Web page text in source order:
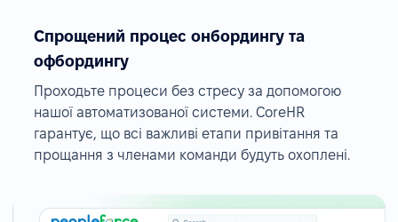
Спрощений процес онбордингу та
офбордингу
Проходьте процеси без стресу за допомогою
нашої автоматизованої системи. CoreHR
гарантує, що всі важливі етапи привітання та
прощання з членами команди будуть охоплені.